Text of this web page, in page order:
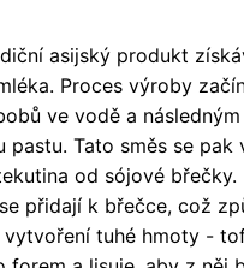
asijský produkt
Proces výroby
ve vodě a
pastu. Tato směs se
od sójové břečky.
přidají k břečce, což
vytvoření tuhé hmoty -